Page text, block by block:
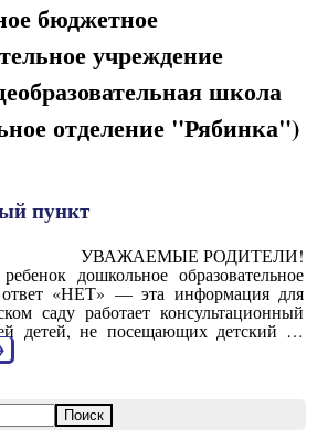
бюджетное
учреждение
школа
отделение "Рябинка")
пункт
РОДИТЕЛИ!
дошкольное образовательное
ответ «НЕТ» — эта информация для
саду работает консультационный
детей, не посещающих детский …